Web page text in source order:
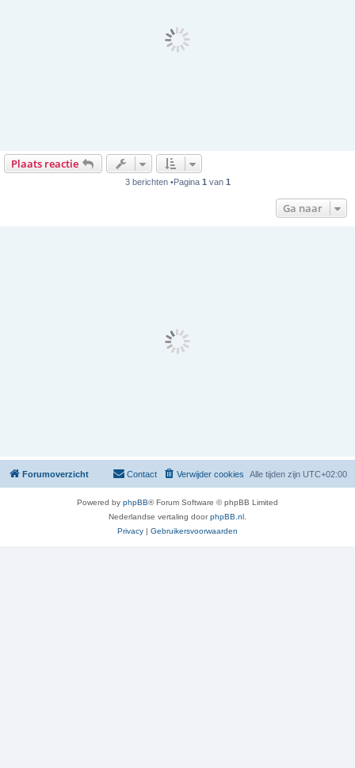
Plaats reactie
3 berichten •Pagina 1 van 1
Ga naar
Forumoverzicht Alle tijden zijn UTC+02:00
Verwijder cookies
Contact
Powered by phpBB® Forum Software © phpBB Limited
Nederlandse vertaling doorphpBB.nl
Privacy | Gebruikersvoorwaarden